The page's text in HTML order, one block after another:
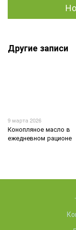
Другие записи
9 марта 2026
Конопляное масло в
ежедневном рационе